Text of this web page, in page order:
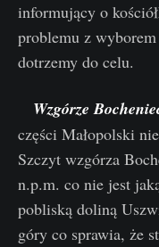
informujący o
problemu z
dotrzemy do celu.
Wzgórze
części Małopolski
Szczyt wzgórza
n.p.m. co nie jest
pobliską doliną
góry co sprawia, że